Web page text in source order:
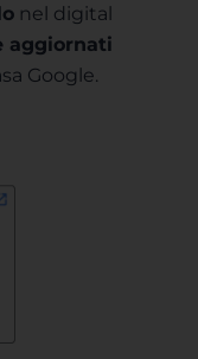
nel digital
aggiornati
Google.